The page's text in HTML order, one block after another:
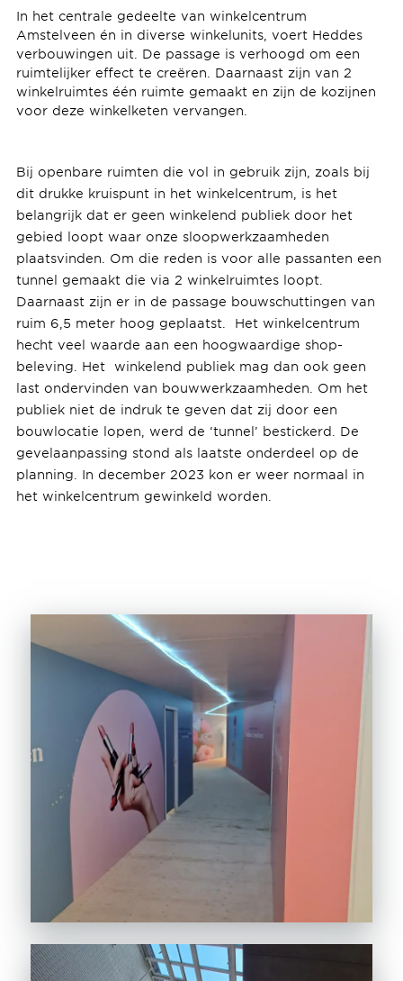
In het centrale gedeelte van winkelcentrum
Amstelveen én in diverse winkelunits, voert Heddes
verbouwingen uit. De passage is verhoogd om een
ruimtelijker effect te creëren. Daarnaast zijn van 2
winkelruimtes één ruimte gemaakt en zijn de kozijnen
voor deze winkelketen vervangen.
Bij openbare ruimten die vol in gebruik zijn, zoals bij
dit drukke kruispunt in het winkelcentrum, is het
belangrijk dat er geen winkelend publiek door het
gebied loopt waar onze sloopwerkzaamheden
plaatsvinden. Om die reden is voor alle passanten een
tunnel gemaakt die via 2 winkelruimtes loopt.
Daarnaast zijn er in de passage bouwschuttingen van
ruim 6,5 meter hoog geplaatst. Het winkelcentrum
hecht veel waarde aan een hoogwaardige shop-
beleving. Het winkelend publiek mag dan ook geen
last ondervinden van bouwwerkzaamheden. Om het
publiek niet de indruk te geven dat zij door een
bouwlocatie lopen, werd de ‘tunnel’ bestickerd. De
gevelaanpassing stond als laatste onderdeel op de
planning. In december 2023 kon er weer normaal in
het winkelcentrum gewinkeld worden.